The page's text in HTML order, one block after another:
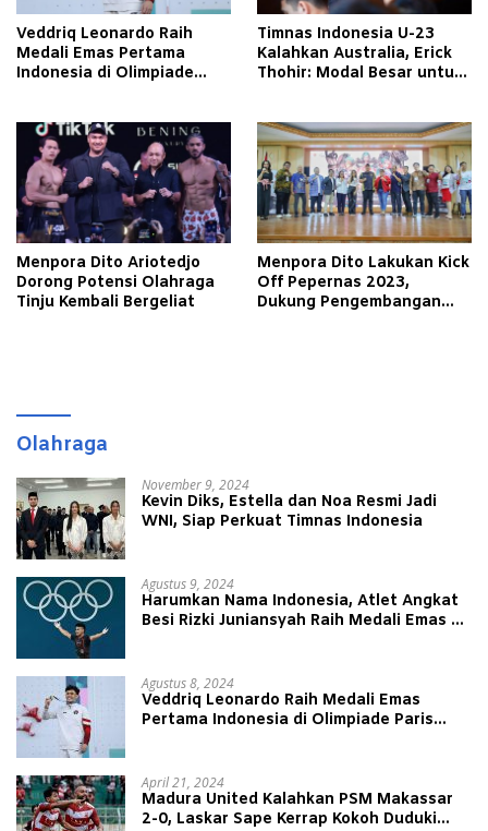
Veddriq Leonardo Raih
Medali Emas Pertama
Indonesia di Olimpiade
Timnas Indonesia U-23
Kalahkan Australia, Erick
Thohir: Modal Besar untuk
Menpora Dito Ariotedjo
Dorong Potensi Olahraga
Tinju Kembali Bergeliat
Menpora Dito Lakukan Kick
Off Pepernas 2023,
Dukung Pengembangan
Olahraga
November 9, 2024
Kevin Diks, Estella dan Noa Resmi Jadi
WNI, Siap Perkuat Timnas Indonesia
Agustus 9, 2024
Harumkan Nama Indonesia, Atlet Angkat
Besi Rizki Juniansyah Raih Medali Emas di
Agustus 8, 2024
Veddriq Leonardo Raih Medali Emas
Pertama Indonesia di Olimpiade Paris
April 21, 2024
Madura United Kalahkan PSM Makassar
2-0, Laskar Sape Kerrap Kokoh Duduki